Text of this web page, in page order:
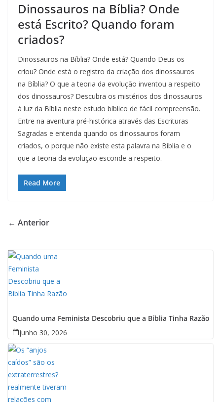
Dinossauros na Bíblia? Onde
está Escrito? Quando foram
criados?
Dinossauros na Bíblia? Onde está? Quando Deus os
criou? Onde está o registro da criação dos dinossauros
na Bíblia? O que a teoria da evolução inventou a respeito
dos dinossauros? Descubra os mistérios dos dinossauros
à luz da Bíblia neste estudo bíblico de fácil compreensão.
Entre na aventura pré-histórica através das Escrituras
Sagradas e entenda quando os dinossauros foram
criados, o porque não existe esta palavra na Biblia e o
que a teoria da evolução esconde a respeito.
Read More
← Anterior
Quando uma Feminista Descobriu que a Bíblia Tinha Razão
junho 30, 2026